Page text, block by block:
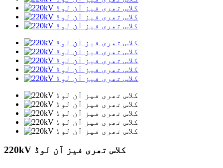
220kV کلاس تھری فیز آن لوڈ